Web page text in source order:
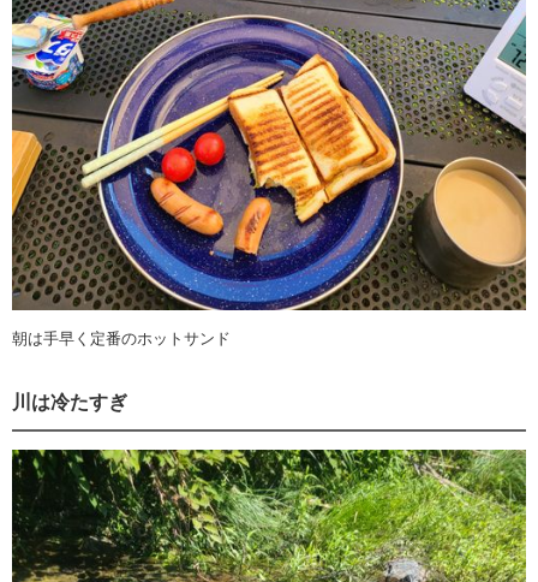
朝は手早く定番のホットサンド
川は冷たすぎ